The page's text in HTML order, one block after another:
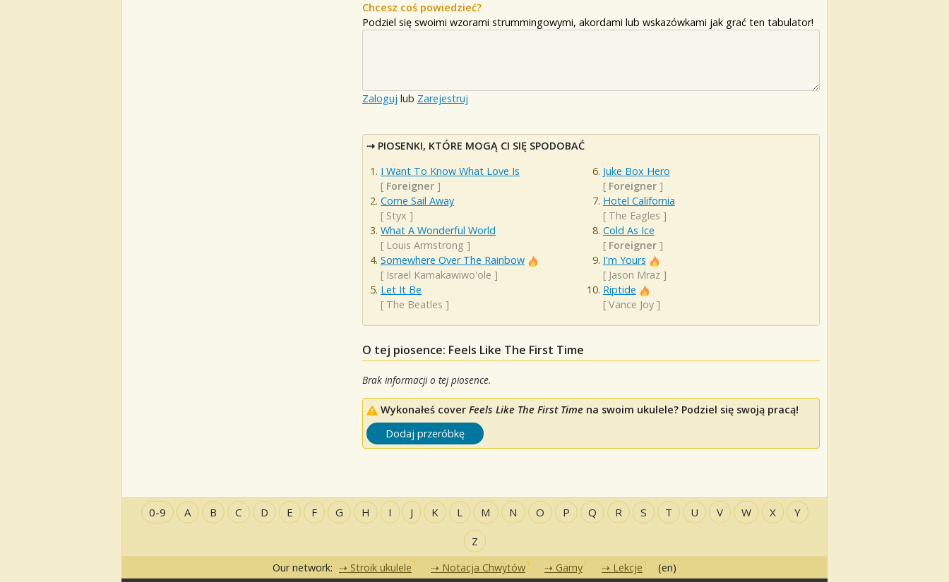
Chcesz coś powiedzieć?
Podziel się swoimi wzorami strummingowymi, akordami lub wskazówkami jak grać ten tabulator!
Zaloguj lub Zarejestruj
PIOSENKI, KTÓRE MOGĄ CI SIĘ SPODOBAĆ
I Want To Know What Love Is
[ Foreigner ]
Come Sail Away
[ Styx ]
What A Wonderful World
[ Louis Armstrong ]
Somewhere Over The Rainbow
[ Israel Kamakawiwo'ole ]
Let It Be
[ The Beatles ]
Juke Box Hero
[ Foreigner]
Hotel California
[ The Eagles ]
Cold As Ice
[ Foreigner]
I'm Yours
[ Jason Mraz]
Riptide
[ Vance Joy]
O tej piosence: Feels Like The First Time
Brak informacji o tej piosence.
Wykonałeś cover Feels Like The First Time na swoim ukulele? Podziel się swoją pracą!
Dodaj przeróbkę
0-9 A B C D E F G H I J K L M N O P Q R S T U V W X Y
Z
Our network: Stroik ukulele Notacja Chwytów Gamy Lekcje (en)